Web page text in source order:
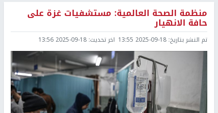
منظمة الصحة العالمية: مستشفيات غزة على
حافة الانهيار
تم النشر بتاريخ: 2025-09-18 13:55 اخر تحديث: 2025-09-18 13:56